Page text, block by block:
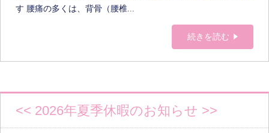
す 腰痛の多くは、背骨（腰椎...
続きを読む
<< 2026年夏季休暇のお知らせ >>